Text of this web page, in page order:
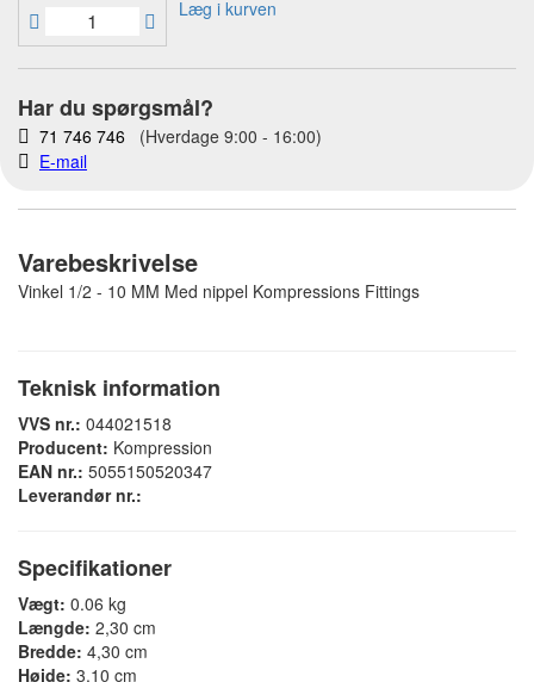
Læg i kurven
Har du spørgsmål?
71 746 746 (Hverdage 9:00 - 16:00)
E-mail
Varebeskrivelse
Vinkel 1/2 - 10 MM Med nippel Kompressions Fittings
Teknisk information
VVS nr.: 044021518
Producent: Kompression
EAN nr.: 5055150520347
Leverandør nr.:
Specifikationer
Vægt: 0.06 kg
Længde: 2,30 cm
Bredde: 4,30 cm
Højde: 3,10 cm